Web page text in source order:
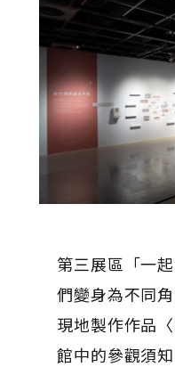
第三展區「一
們變身為不同
現地製作作品
館中的參觀須